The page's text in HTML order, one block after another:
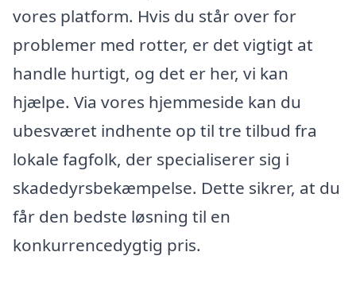
vores platform. Hvis du står over for
problemer med rotter, er det vigtigt at
handle hurtigt, og det er her, vi kan
hjælpe. Via vores hjemmeside kan du
ubesværet indhente op til tre tilbud fra
lokale fagfolk, der specialiserer sig i
skadedyrsbekæmpelse. Dette sikrer, at du
får den bedste løsning til en
konkurrencedygtig pris.